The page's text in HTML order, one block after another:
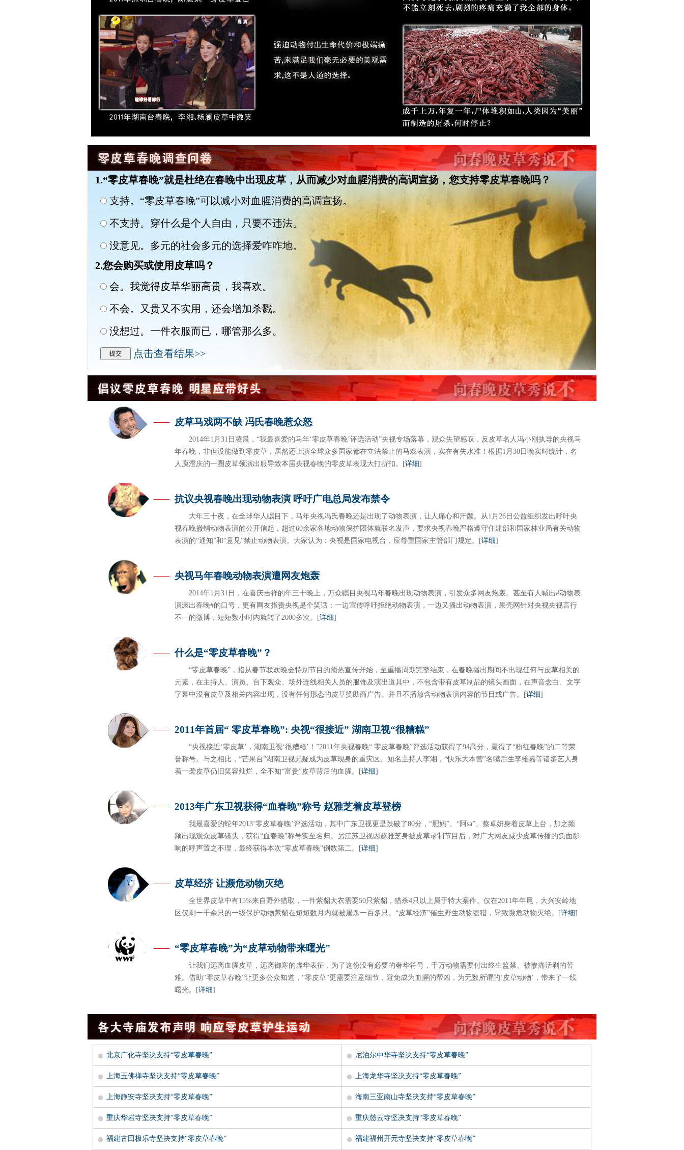
1.“零皮草春晚”就是杜绝在春晚中出现皮草，从而减少对血腥消费的高调宣扬，您支持零皮草春晚吗？
支持。“零皮草春晚”可以减小对血腥消费的高调宣扬。
不支持。穿什么是个人自由，只要不违法。
没意见。多元的社会多元的选择爱咋咋地。
2.您会购买或使用皮草吗？
会。我觉得皮草华丽高贵，我喜欢。
不会。又贵又不实用，还会增加杀戮。
没想过。一件衣服而已，哪管那么多。
点击查看结果>>
皮草马戏两不缺 冯氏春晚惹众怒
2014年1月31日凌晨，“我最喜爱的马年‘零皮草春晚’评选活动”央视专场落幕，观众失望感叹，反皮草名人冯小刚执导的央视马
年春晚，非但没能做到零皮草，居然还上演全球众多国家都在立法禁止的马戏表演，实在有失水准！根据1月30日晚实时统计，名
人庾澄庆的一圈皮草领演出服导致本届央视春晚的零皮草表现大打折扣。
[详细]
抗议央视春晚出现动物表演 呼吁广电总局发布禁令
大年三十夜，在全球华人瞩目下，马年央视冯氏春晚还是出现了动物表演，让人痛心和汗颜。从1月26日公益组织发出呼吁央
视春晚撤销动物表演的公开信起，超过60余家各地动物保护团体就联名发声，要求央视春晚严格遵守住建部和国家林业局有关动物
表演的“通知”和“意见”禁止动物表演。大家认为：央视是国家电视台，应尊重国家主管部门规定。
[详细]
央视马年春晚动物表演遭网友炮轰
2014年1月31日，在喜庆吉祥的年三十晚上，万众瞩目央视马年春晚出现动物表演，引发众多网友炮轰。甚至有人喊出#动物表
演滚出春晚#的口号，更有网友指责央视是个笑话：一边宣传呼吁拒绝动物表演，一边又播出动物表演，果壳网针对央视央视言行
不一的微博，短短数小时内就转了2000多次。
[详细]
什么是“零皮草春晚”？
“零皮草春晚”，指从春节联欢晚会特别节目的预热宣传开始，至重播周期完整结束，在春晚播出期间不出现任何与皮草相关的
元素，在主持人、演员、台下观众、场外连线相关人员的服饰及演出道具中，不包含带有皮草制品的镜头画面，在声音念白、文字
字幕中没有皮草及相关内容出现，没有任何形态的皮草赞助商广告。并且不播放含动物表演内容的节目或广告。
[详细]
2011年首届“ 零皮草春晚”: 央视“很接近” 湖南卫视“很糟糕”
“央视接近‘零皮草’，湖南卫视‘很糟糕’！”2011年央视春晚“ 零皮草春晚”评选活动获得了94高分，赢得了“粉红春晚”的二等荣
誉称号。与之相比，“芒果台”湖南卫视无疑成为皮草现身的重灾区。知名主持人李湘，“快乐大本营”名嘴后生李维嘉等诸多艺人身
着一袭皮草仍旧笑容灿烂，全不知“富贵”皮草背后的血腥。
[详细]
2013年广东卫视获得“血春晚”称号 赵雅芝着皮草登榜
我最喜爱的蛇年2013‘零皮草春晚’评选活动，其中广东卫视更是跌破了80分，“肥妈”、“阿sa”、蔡卓妍身着皮草上台，加之频
频出现观众皮草镜头，获得“血春晚”称号实至名归。另江苏卫视因赵雅芝身披皮草录制节目后，对广大网友减少皮草传播的负面影
响的呼声置之不理，最终获得本次“零皮草春晚”倒数第二。
[详细]
皮草经济 让濒危动物灭绝
全世界皮草中有15%来自野外猎取，一件紫貂大衣需要50只紫貂，猎杀4只以上属于特大案件。仅在2011年年尾，大兴安岭地
区仅剩一千余只的一级保护动物紫貂在短短数月内就被屠杀一百多只。“皮草经济”催生野生动物盗猎，导致濒危动物灭绝。
[详细]
“零皮草春晚”为“皮草动物带来曙光”
让我们远离血腥皮草，远离御寒的虚华表征，为了这份没有必要的奢华符号，千万动物需要付出终生监禁、被惨痛活剥的苦
难。借助“零皮草春晚”让更多公众知道，“零皮草”更需要注意细节，避免成为血腥的帮凶，为无数所谓的‘皮草动物’，带来了一线
曙光。
[详细]
北京广化寺坚决支持“零皮草春晚” 尼泊尔中华寺坚决支持“零皮草春晚”
上海玉佛禅寺坚决支持“零皮草春晚” 上海龙华寺坚决支持“零皮草春晚”
上海静安寺坚决支持“零皮草春晚” 海南三亚南山寺坚决支持“零皮草春晚”
重庆华岩寺坚决支持“零皮草春晚” 重庆慈云寺坚决支持“零皮草春晚”
福建古田极乐寺坚决支持“零皮草春晚” 福建福州开元寺坚决支持“零皮草春晚”